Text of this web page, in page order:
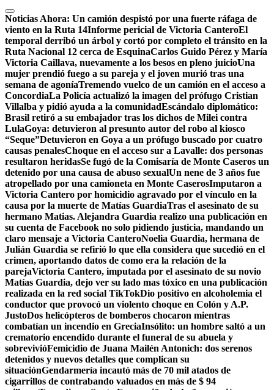
Noticias Ahora: Un camión despistó por una fuerte ráfaga de
viento en la Ruta 14Informe pericial de Victoria CanteroEl
temporal derribó un árbol y cortó por completo el tránsito en la
Ruta Nacional 12 cerca de EsquinaCarlos Guido Pérez y María
Victoria Caillava, nuevamente a los besos en pleno juicioUna
mujer prendió fuego a su pareja y el joven murió tras una
semana de agoníaTremendo vuelco de un camión en el acceso a
ConcordiaLa Policía actualizó la imagen del prófugo Cristian
Villalba y pidió ayuda a la comunidadEscándalo diplomático:
Brasil retiró a su embajador tras los dichos de Milei contra
LulaGoya: detuvieron al presunto autor del robo al kiosco
“Seque”Detuvieron en Goya a un prófugo buscado por cuatro
causas penalesChoque en el acceso sur a Lavalle: dos personas
resultaron heridasSe fugó de la Comisaría de Monte Caseros un
detenido por una causa de abuso sexualUn nene de 3 años fue
atropellado por una camioneta en Monte CaserosImputaron a
Victoria Cantero por homicidio agravado por el vínculo en la
causa por la muerte de Matías GuardiaTras el asesinato de su
hermano Matias. Alejandra Guardia realizo una publicación en
su cuenta de Facebook no solo pidiendo justicia, mandando un
claro mensaje a Victoria CanteroNoelia Guardia, hermana de
Julián Guardia se refirió lo que ella considera que sucedió en el
crimen, aportando datos de como era la relación de la
parejaVictoria Cantero, imputada por el asesinato de su novio
Matías Guardia, dejo ver su lado mas tóxico en una publicación
realizada en la red social TikTokDio positivo en alcoholemia el
conductor que provocó un violento choque en Colón y A.P.
JustoDos helicópteros de bomberos chocaron mientras
combatían un incendio en GreciaInsólito: un hombre saltó a un
crematorio encendido durante el funeral de su abuela y
sobrevivióFemicidio de Juana Mailén Antonich: dos serenos
detenidos y nuevos detalles que complican su
situaciónGendarmería incautó más de 70 mil atados de
cigarrillos de contrabando valuados en más de $ 94